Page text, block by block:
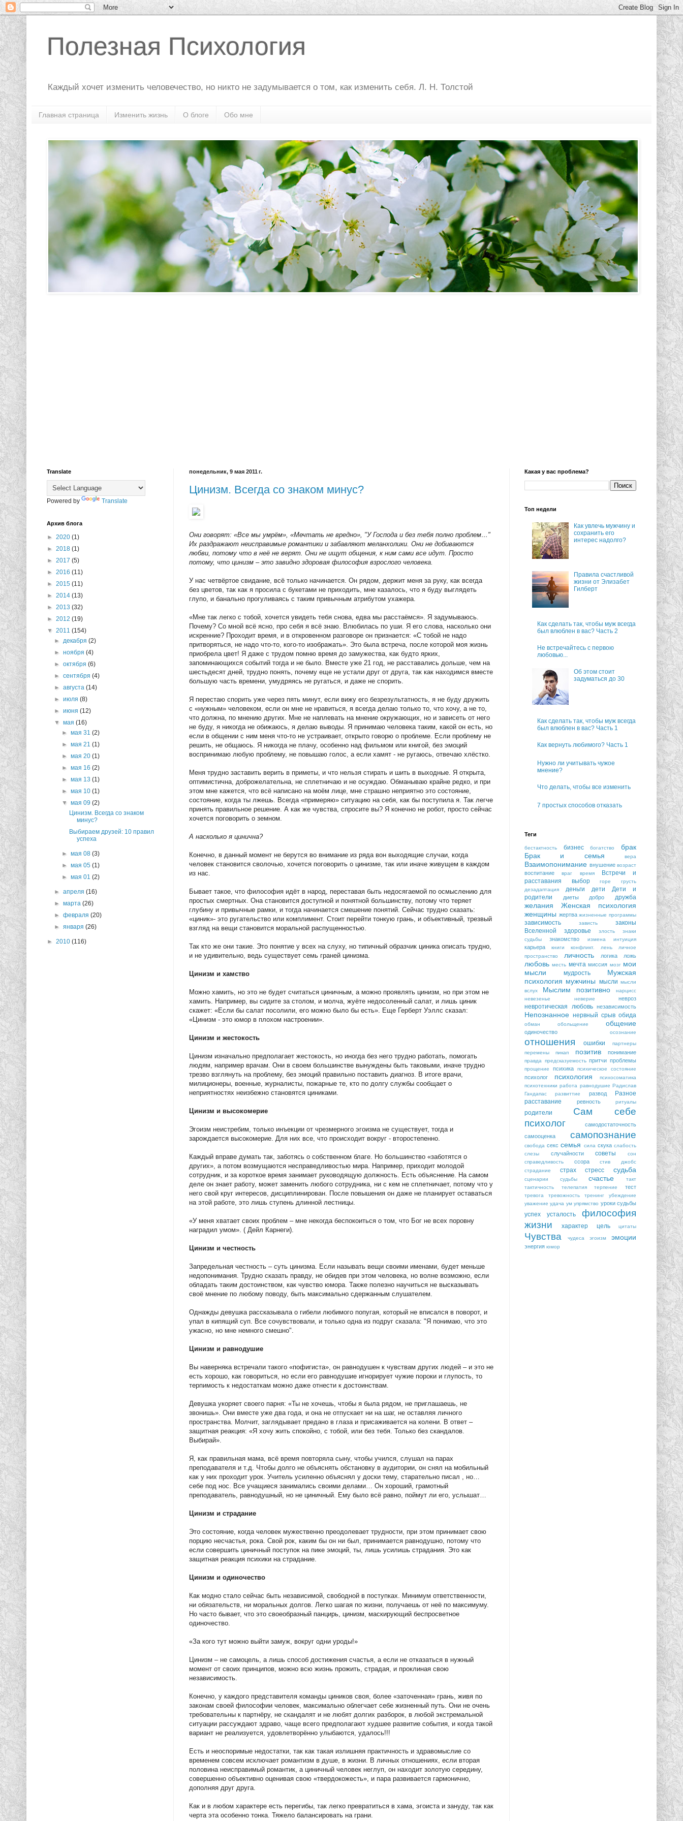
Полезная Психология
Каждый хочет изменить человечество, но никто не задумывается о том, как изменить себя. Л. Н. Толстой
Главная страница Изменить жизнь О блоге Обо мне
понедельник, 9 мая 2011 г.
Цинизм. Всегда со знаком минус?
Они говорят: «Все мы умрём», «Мечтать не вредно», "У Господа и без тебя полно проблем…"
Их раздражают неисправимые романтики и забавляют меланхолики. Они не добиваются
любви, потому что в неё не верят. Они не ищут общения, к ним сами все идут. Просто
потому, что цинизм – это завидно здоровая философия взрослого человека.
У нас четвёртое свидание, всё только начинается. Он рядом, держит меня за руку, как всегда
без цветов, так как я просила с букетами не приходить, мне казалось, что я буду выглядеть
глупо, и банально прогуливаясь с таким привычным атрибутом ухажера.
«Мне так легко с тобой, хочется увидеть тебя снова, едва мы расстаёмся». Я задумываюсь.
Почему? Со мной всё ясно, про себя я всё знаю. Влюбилась по уши. Я его слова, насколько они
искренние? Проходит время, и в откровенном разговоре он признается: «С тобой не надо
притворяться, не надо что-то, кого-то изображать». Это была встреча, после которой моя жизнь
приобрела цвет! Я даже с трудом помню время до замужества, как будто ярких,
запоминающихся событий тогда и не было. Вместе уже 21 год, не расставались дольше, чем на
шестьдесят дней, трудно понять, почему еще не устали друг от друга, так как находимся вместе
большую часть времени, умудряясь не ругаться, и даже не спорить.
Я перестаю спорить уже через пять минут, если вижу его безрезультатность, я не буду дружить
с «нужным» человеком, если он мне не нравиться, я всегда делаю только то, что хочу, а не то,
что должна, по мнению других. Мне не наплевать на мнение окружающих, но и зависеть от него
не буду, я никогда не обижаюсь, я делаю выводы. Я принимаю человека таким, какой он есть, но
если в общении с ним меня что-то не устраивает, открыто говорю о проблеме. Если проблему не
решить, не общаюсь. Я никогда не плачу, особенно над фильмом или книгой, без эмоций
воспринимаю любую проблему, не повышаю голос, а если хамят - не ругаюсь, отвечаю хлёстко.
Меня трудно заставить верить в приметы, и что нельзя стирать и шить в выходные. Я открыта,
оптимистична, доброжелательна, не сплетничаю и не осуждаю. Обманываю крайне редко, и при
этом мне кажется, что всё написано на моём лице, мне страшно неприятно это состояние,
состояние, когда ты лжешь. Всегда «примеряю» ситуацию на себя, как бы поступила я. Так легче
принять правильное решение. А как же чувства, спросите вы? Я конечно не робот, просто сейчас
хочется поговорить о земном.
А насколько я цинична?
Конечно, в данный момент не берутся во внимание из ряда вон выходящие случаи, когда
человек становится сволочью, хочется поговорить о цинизме, так или иначе живущем в каждом
из нас.
Бывает такое, что философия идёт в народ, переставая быть недосягаемой по осмыслению для
простых смертных. Она становится доступной и понятной большинству, потому что теряет
глубину и привычные рамки, и тогда начинается смешение понятий. Сейчас трудно сказать:
«циник»- это ругательство или комплимент. Стоит перейти тонкую грань, и объективный, трезвый
взгляд на вещи становится моральной распущенностью.
Так кто же они такие. Это понятие у всех на слуху, но типичный образчик циника описать трудно,
и не удивительно, ведь существует семь граней цинизма.
Цинизм и хамство
Можно хамить, но это не будет считаться циничным, а можно проявлять цинизм, но при этом не
хамить. Например, вы сидите за столом, и молча, жуёте недосоленный салат, и лишь циник
скажет: «Если бы салат посолили, его можно было бы есть». Еще Герберт Уэллс сказал:
«Цинизм - это юмор в плохом настроении».
Цинизм и жестокость
Цинизм изначально предполагает жестокость, но иногда без него трудно работать, помогать
людям, например врачам. Они в своем большинстве вынуждены быть таковыми, иначе трудно
трезво взглянуть на проблему, без эмоций правильно поставить диагноз. В итоге врачи,
милиционеры, военные, журналисты, пожарные те, кто по долгу службы сообщает о
неприятностях неизбежно становятся циниками.
Цинизм и высокомерие
Эгоизм неистребим, только инъекции от чрезмерного эгоизма не существует, тогда и
зарождается высокомерие. Для них все, что происходит вокруг - второстепенно.
Каждый вправе думать так, заботясь о собственном благе. Но большинство «заботятся о
других», а потом возмущаются несправедливостью мира. Например, приходит молодой
сотрудник, и за короткое время занимает руководящую должность. Есть объяснение. На самом
деле он знает работу, может заменить любого сотрудника, ни с кем не сплетничает, потому что у
него свой круг интересов, дисциплинирован. После повышения он даже не планирует оставаться
на этой работе, это лишь ступень длинной лестницы.
«У меня хватает своих проблем – мне некогда беспокоиться о том, что Бог не всех поровну
наградил умом». ( Дейл Карнеги).
Цинизм и честность
Запредельная честность – суть цинизма. Если называть вещи своими именами, будет меньше
недопонимания. Трудно сказать правду, не обидев при этом человека, но волне возможно, если
обладать таким достоинством, как чувство юмора. Также полезно научиться не высказывать
своё мнение по любому поводу, быть максимально сдержанным слушателем.
Однажды девушка рассказывала о гибели любимого попугая, который не вписался в поворот, и
упал в кипящий суп. Все сочувствовали, и только одна из подруг сказала: "Я понимаю, что это
ужасно, но мне немного смешно".
Цинизм и равнодушие
Вы наверняка встречали такого «пофигиста», он равнодушен к чувствам других людей – и это не
есть хорошо, как говориться, но если его равнодушие игнорирует чужие пороки и глупость, то
терпимость к недостаткам можно даже отнести к достоинствам.
Девушка укоряет своего парня: «Ты не хочешь, чтобы я была рядом, не приглашаешь, не
звонишь». Они вместе уже два года, и она не отпускает ни на шаг, не оставляя личного
пространства. Молчит, заглядывает предано в глаза и присаживается на колени. В ответ –
защитная реакция: «Я хочу жить спокойно, с тобой, или без тебя. Только без скандалов.
Выбирай».
Я, как правильная мама, всё время повторяла сыну, чтобы учился, слушал на парах
преподавателя и т.д. Чтобы долго не объяснять обстановку в аудитории, он снял на мобильный
как у них проходит урок. Учитель усиленно объяснял у доски тему, старательно писал , но…
себе под нос. Все учащиеся занимались своими делами… Он хороший, грамотный
преподаватель, равнодушный, но не циничный. Ему было всё равно, поймут ли его, услышат…
Цинизм и страдание
Это состояние, когда человек мужественно преодолевает трудности, при этом принимает свою
порцию несчастья, рока. Свой рок, каким бы он ни был, принимается равнодушно, потому что
если совершить циничный поступок на пике эмоций, ты, лишь усилишь страдания. Это как
защитная реакция психики на страдание.
Цинизм и одиночество
Как модно стало сейчас быть независимой, свободной в поступках. Минимум ответственности,
ни обязательств, ни моральных долгов. Легко шагая по жизни, получаешь от неё по максимуму.
Но часто бывает, что это своеобразный панцирь, цинизм, маскирующий беспросветное
одиночество.
«За кого тут можно выйти замуж, вокруг одни уроды!»
Цинизм – не самоцель, а лишь способ достижения счастья, а если не отказаться в нужный
момент от своих принципов, можно всю жизнь прожить, страдая, и проклиная свою
независимость.
Конечно, у каждого представителя команды циников своя, более «заточенная» грань, живя по
законам своей философии человек, максимально облегчает себе жизненный путь. Они не очень
требовательны к партнёру, не скандалят и не любят долгих разборок, в любой экстремальной
ситуации рассуждают здраво, чаще всего предполагают худшее развитие события, и когда такой
вариант не реализуется, удовлетворённо улыбаются, удалось!!!
Есть и неоспоримые недостатки, так как такая излишняя практичность и здравомыслие со
временем совсем исключает романтизм в душе, в жизни. В личных отношениях, если вторая
половина неисправимый романтик, а циничный человек неглуп, он находит золотую середину,
совершенно объективно оценивая свою «твердокожесть», и пара развивается гармонично,
дополняя друг друга.
Как и в любом характере есть перегибы, так легко превратиться в хама, эгоиста и зануду, так как
черта эта особенно тонка. Тяжело балансировать на грани.
Translate
Powered by Translate
Архив блога
► 2020 (1)
► 2018 (1)
► 2017 (5)
► 2016 (11)
► 2015 (11)
► 2014 (13)
► 2013 (32)
► 2012 (19)
▼ 2011 (154)
►декабря(2)
►ноября(4)
►октября(6)
►сентября(4)
►августа(14)
►июля(8)
►июня(12)
▼мая(16)
► мая 31 (2)
► мая 21 (1)
► мая 20 (1)
► мая 16 (2)
► мая 13 (1)
► мая 10 (1)
▼ мая 09 (2)
Цинизм. Всегда со знаком
минус?
Выбираем друзей: 10 правил
успеха
► мая 08 (3)
► мая 05 (1)
► мая 01 (2)
►апреля(16)
►марта(26)
►февраля(20)
►января(26)
► 2010 (116)
Какая у вас проблема?
Топ недели
Как увлечь мужчину и
сохранить его
интерес надолго?
Правила счастливой
жизни от Элизабет
Гилберт
Как сделать так, чтобы муж всегда
был влюблен в вас? Часть 2
Не встречайтесь с первою
любовью...
Об этом стоит
задуматься до 30
Как сделать так, чтобы муж всегда
был влюблен в вас? Часть 1
Как вернуть любимого? Часть 1
Нужно ли учитывать чужое
мнение?
Что делать, чтобы все изменить
7 простых способов отказать
Теги
бестактность бизнес богатство
брак
Брак и семья
вера
Взаимопонимание внушение возраст
воспитание враг время
Встречи и
расставания
выбор горе
грусть
дезадаптация
деньги дети
Дети и
родители
диеты добро дружба
желания
Женская психология
женщины жертва жизненные программы
зависимость зависть
законы
Вселенной
здоровье злость
знаки
судьбы
знакомство измена интуиция
карьера книги конфликт. лень
личное
пространство
личность логика ложь
любовь месть мечта миссия мозг мои
мысли
мудрость
Мужская
психология мужчины мысли мысли
вслух
Мыслим позитивно
нарцисс
невезенье
неверие невроз
невротическая любовь независимость
Непознанное нервный срыв обида
обман обольщение общение
одиночество осознание
отношения ошибки
партнеры
перемены
пикап позитив понимание
правда предсказуемость притчи проблемы
прощение психика психическое состояние
психолог психология
психосоматика
психотехники работа равнодушие Радислав
Гандапас
развиттие развод
Разное
расставание
ревность ритуалы
родители
Сам себе
психолог
самодостаточность
самооценка
самопознание
свобода секс семья сила скука слабость
слезы
случайности советы
сон
справедливость
ссора
стив джобс
страдание
страх стресс судьба
сценарии судьбы счастье
такт
тактичность
телепатия терпение тест
тревога тревожность тренинг
убеждение
уважение удача ум упрямство уроки судьбы
успех усталость
философия
жизни
характер цель цитаты
Чувства чудеса эгоизм эмоции
энергия юмор